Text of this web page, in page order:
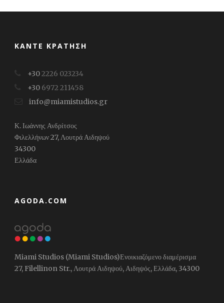
ΚΆΝΤΕ ΚΡΆΤΗΣΗ
+302226 023234
+30 6972 211458
info@miamistudios.gr
Κ. Ιωάννης Ανδρίτσος
Φιλελλήνων 27, Λουτρά Αιδηψού
34300
Ελλάδα
ΑGODA.COM
Miami Studios (Miami Studios)Ενοικιαζόμενο διαμέρισμα
27, Filellinon Str., Λουτρά Αιδηψού, Αιδηψός, Ελλάδα, 34300